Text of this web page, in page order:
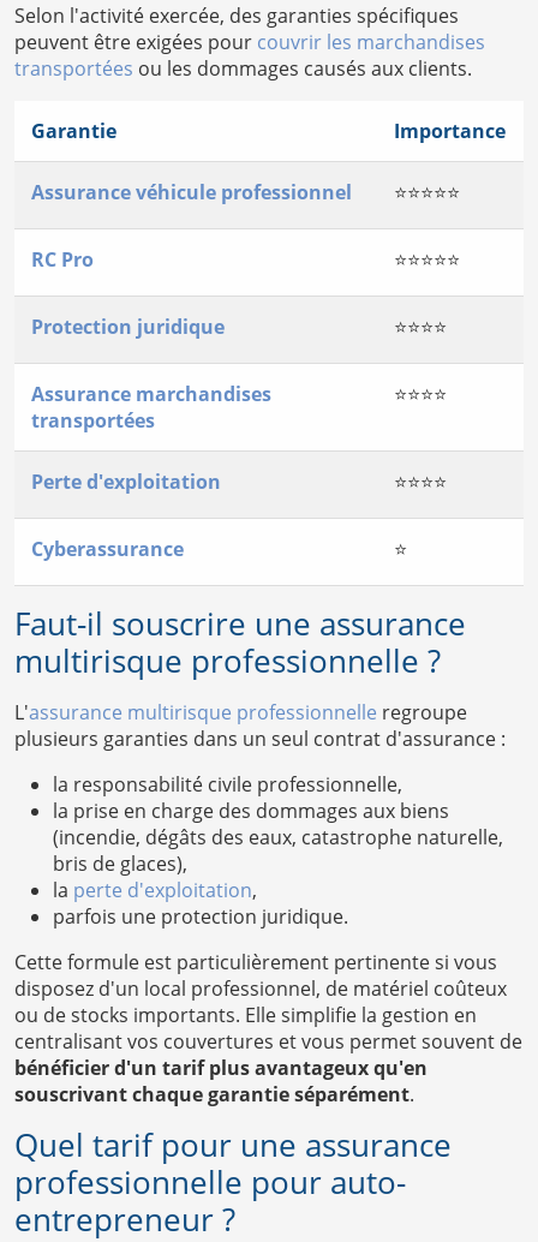
Selon l'activité exercée, des garanties spécifiques
peuvent être exigées pour couvrir les marchandises
transportées ou les dommages causés aux clients.
Garantie Importance
Assurance véhicule professionnel ⭐⭐⭐⭐⭐
RC Pro ⭐⭐⭐⭐⭐
Protection juridique ⭐⭐⭐⭐
Assurance marchandises
transportées
⭐⭐⭐⭐
Perte d'exploitation ⭐⭐⭐⭐
Cyberassurance ⭐
Faut-il souscrire une assurance
multirisque professionnelle ?
L'assurance multirisque professionnelle regroupe
plusieurs garanties dans un seul contrat d'assurance :
la responsabilité civile professionnelle,
la prise en charge des dommages aux biens
(incendie, dégâts des eaux, catastrophe naturelle,
bris de glaces),
la perte d'exploitation,
parfois une protection juridique.
Cette formule est particulièrement pertinente si vous
disposez d'un local professionnel, de matériel coûteux
ou de stocks importants. Elle simplifie la gestion en
centralisant vos couvertures et vous permet souvent de
bénéficier d'un tarif plus avantageux qu'en
souscrivant chaque garantie séparément.
Quel tarif pour une assurance
professionnelle pour auto-
entrepreneur ?